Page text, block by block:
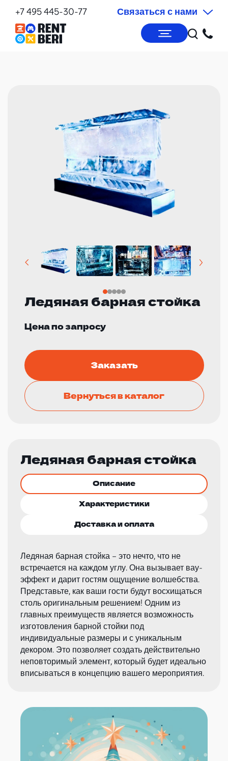
+7 495 445-30-77 Связаться с нами
Ледяная барная стойка
Цена по запросу
Заказать
Вернуться в каталог
Ледяная барная стойка
Описание
Характеристики
Доставка и оплата
Ледяная барная стойка – это нечто, что не
встречается на каждом углу. Она вызывает вау-
эффект и дарит гостям ощущение волшебства.
Представьте, как ваши гости будут восхищаться
столь оригинальным решением! Одним из
главных преимуществ является возможность
изготовления барной стойки под
индивидуальные размеры и с уникальным
декором. Это позволяет создать действительно
неповторимый элемент, который будет идеально
вписываться в концепцию вашего мероприятия.